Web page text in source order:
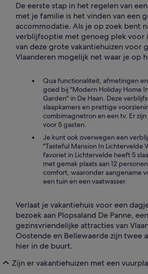
De eerste stap in het regelen van
met je familie is het vinden van een
accommodatie. Als je op zoek bent
verblijfsoptie met genoeg plek voor
van deze grote vakantiehuizen voor
Vlaanderen mogelijk net waar je op
Qua functionaliteit, afmetingen
goed bij "Modern Holiday Home
Garden" in De Haan. Deze
slaapkamers en prettige
combimagnetron en een tv. Er
voor 5 gasten.
Je kunt ook overwegen een
"Tasteful Mansion In Lichtervelde
favoriet in Lichtervelde heeft 5
met gemak plaats aan 12
comfort, waaronder aangename
een tuin en een vaatwasser.
Verlaat je vakantiehuis voor een
bezoek aan Plopsaland De Panne,
gezinsvriendelijke attracties van
Oostende en Bellewaerde zijn twee
hier in de buurt.
Zijn er vakantiehuizen met een